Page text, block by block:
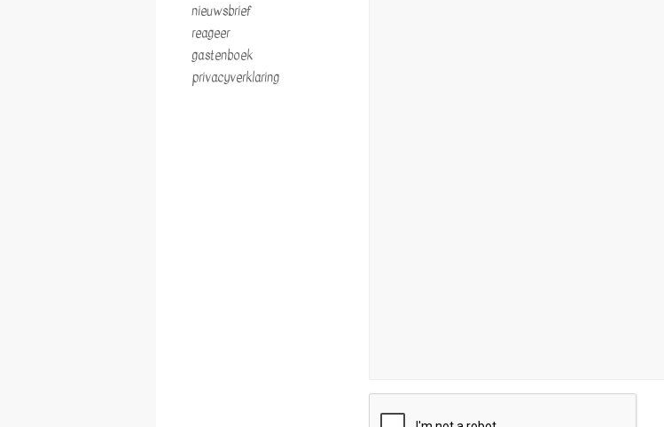
nieuwsbrief
reageer
gastenboek
privacyverklaring